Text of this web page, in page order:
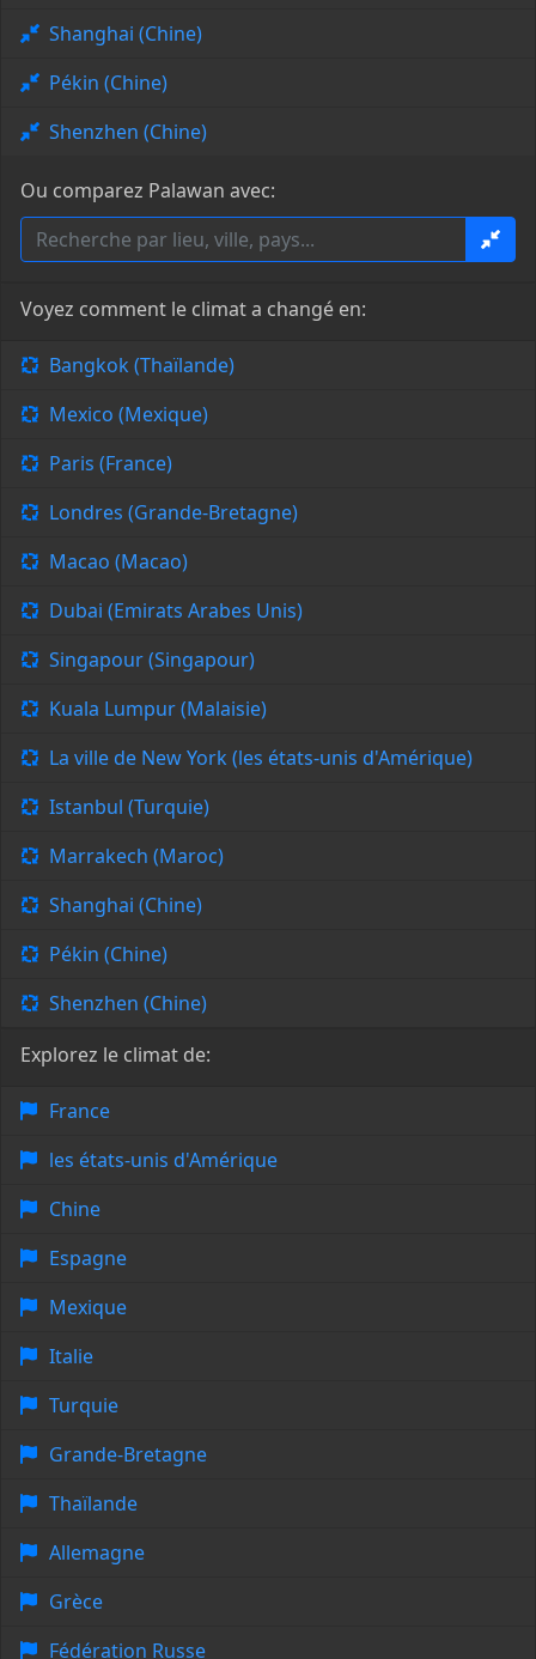
Shanghai (Chine)
Pékin (Chine)
Shenzhen (Chine)
Ou comparez Palawan avec:
Voyez comment le climat a changé en:
Bangkok (Thaïlande)
Mexico (Mexique)
Paris (France)
Londres (Grande-Bretagne)
Macao (Macao)
Dubai (Emirats Arabes Unis)
Singapour (Singapour)
Kuala Lumpur (Malaisie)
La ville de New York (les états-unis d'Amérique)
Istanbul (Turquie)
Marrakech (Maroc)
Shanghai (Chine)
Pékin (Chine)
Shenzhen (Chine)
Explorez le climat de:
France
les états-unis d'Amérique
Chine
Espagne
Mexique
Italie
Turquie
Grande-Bretagne
Thaïlande
Allemagne
Grèce
Fédération Russe